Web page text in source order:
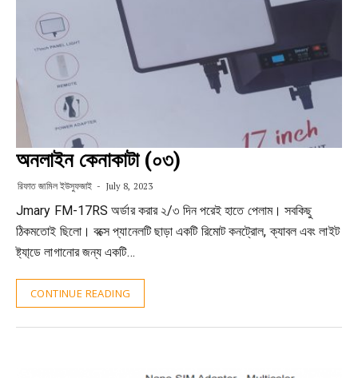
অনলাইন কেনাকাটা (০৩)
রিফাত জামিল ইউসুফজাই July 8, 2023
Jmary FM-17RS অর্ডার করার ২/৩ দিন পরেই হাতে পেলাম। সবকিছু
ঠিকমতোই ছিলো। বক্সে প্যানেলটি ছাড়া একটি রিমোট কনট্রোল, ক্যাবল এবং লাইট
ষ্ট্যা্ডে লাগানোর জন্য একটি…
CONTINUE READING